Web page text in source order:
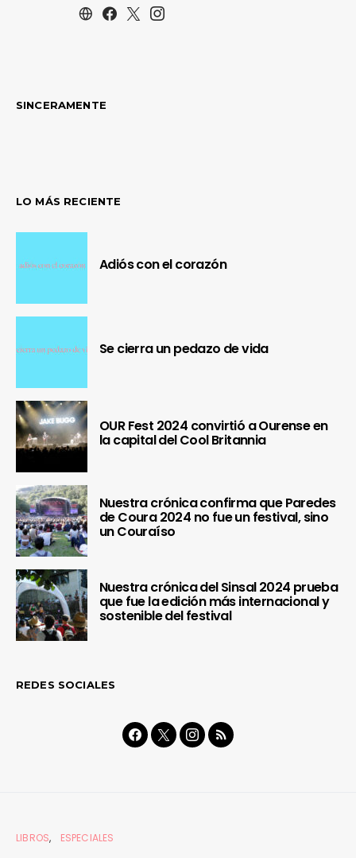
SINCERAMENTE
LO MÁS RECIENTE
Adiós con el corazón
Se cierra un pedazo de vida
OUR Fest 2024 convirtió a Ourense en
la capital del Cool Britannia
Nuestra crónica confirma que Paredes
de Coura 2024 no fue un festival, sino
un Couraíso
Nuestra crónica del Sinsal 2024 prueba
que fue la edición más internacional y
sostenible del festival
REDES SOCIALES
LIBROS ESPECIALES